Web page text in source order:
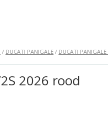
/ DUCATI PANIGALE / DUCATI PANIGALE
2026 rood